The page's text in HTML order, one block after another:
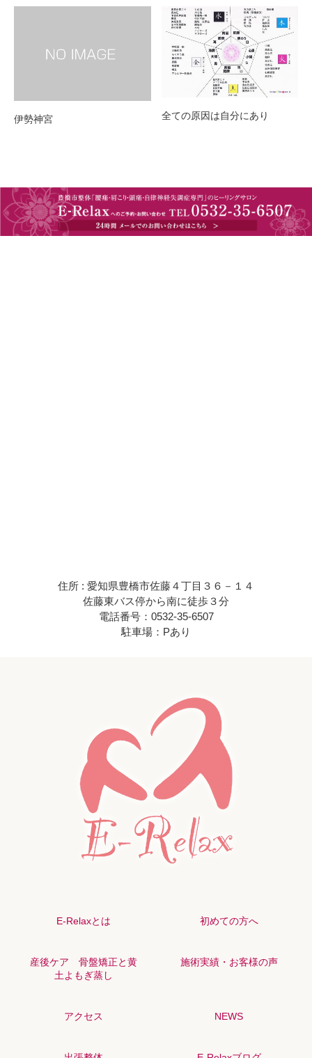
伊勢神宮 全ての原因は自分にあり
住所 : 愛知県豊橋市佐藤４丁目３６－１４
佐藤東バス停から南に徒歩３分
電話番号：0532-35-6507
駐車場：Pあり
E-Relaxとは 初めての方へ
産後ケア 骨盤矯正と黄
土よもぎ蒸し
施術実績・お客様の声
アクセス NEWS